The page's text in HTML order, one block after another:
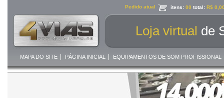
Pedido atual itens: 00 total: R$
Loja virtual de
MAPA DO SITE| PÁGINA INICIAL | EQUIPAMENTOS DE SOM PROFISSIONAL